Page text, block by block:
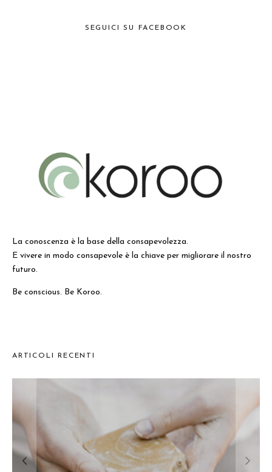
SEGUICI SU FACEBOOK
La conoscenza è la base della consapevolezza.
E vivere in modo consapevole è la chiave per migliorare il nostro
futuro.
Be conscious. Be Koroo.
ARTICOLI RECENTI